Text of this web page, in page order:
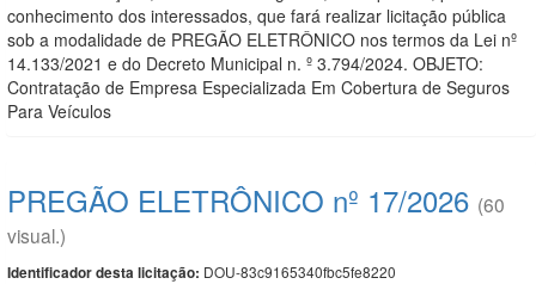
conhecimento dos interessados, que fará realizar licitação pública
sob a modalidade de PREGÃO ELETRÔNICO nos termos da Lei nº
14.133/2021 e do Decreto Municipal n. º 3.794/2024. OBJETO:
Contratação de Empresa Especializada Em Cobertura de Seguros
Para Veículos
PREGÃO ELETRÔNICO nº 17/2026 (60
visual.)
Identificador desta licitação: DOU-83c9165340fbc5fe8220